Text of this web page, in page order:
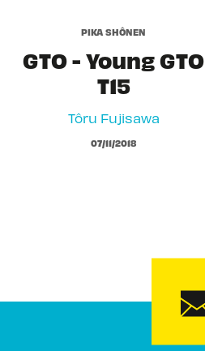
PIKA SHÔNEN
GTO - Young GTO
T15
Tôru Fujisawa
07/11/2018